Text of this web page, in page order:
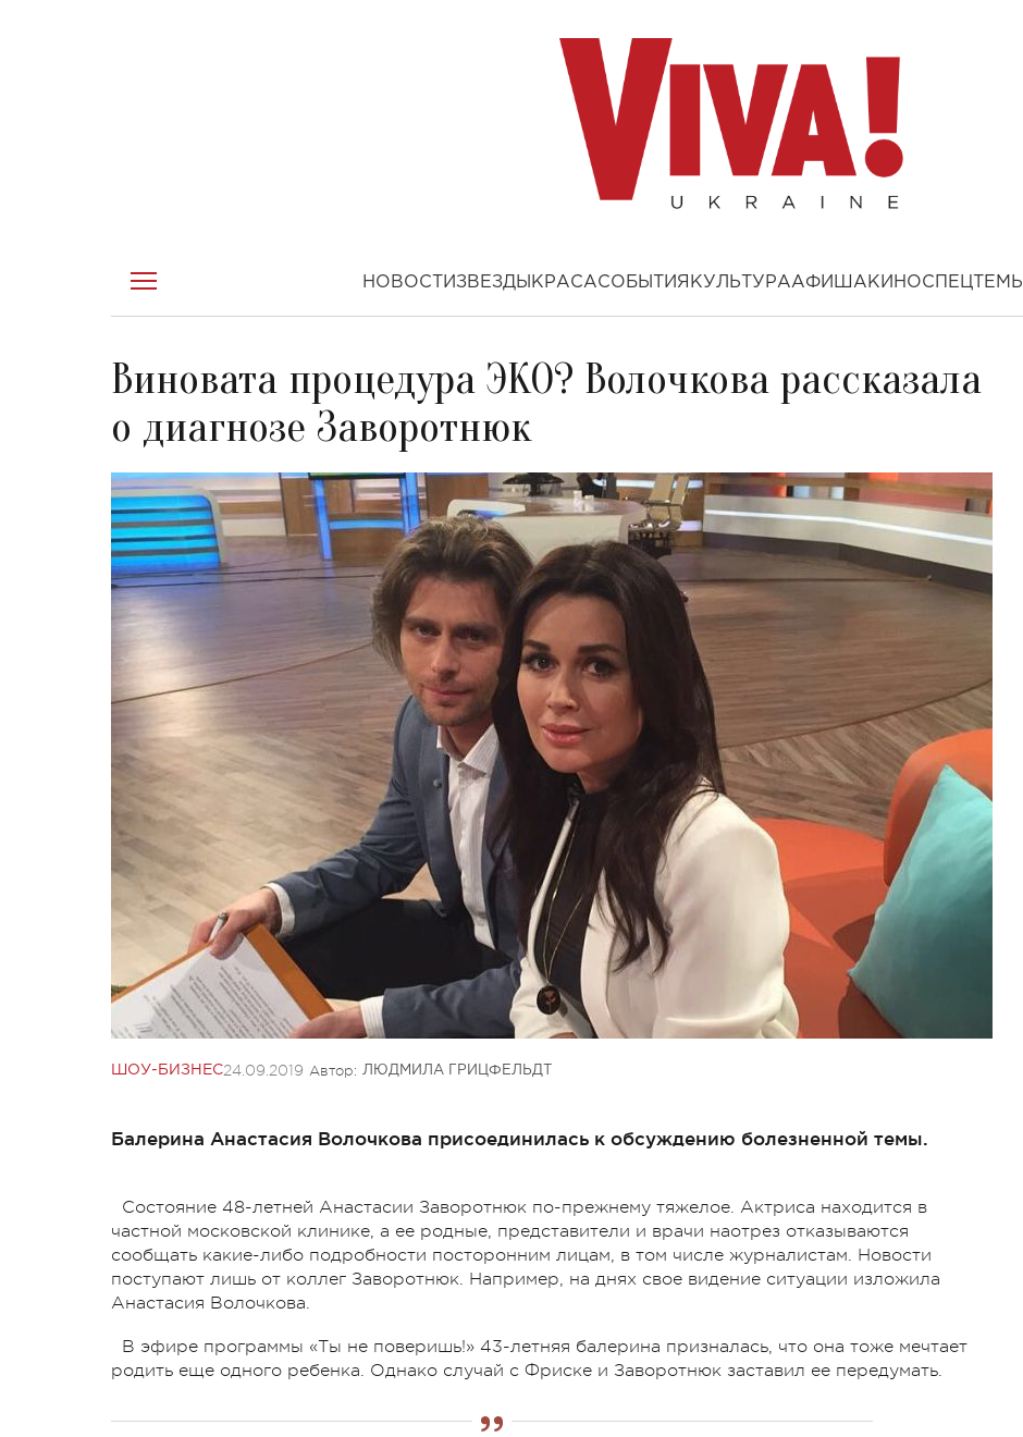
НОВОСТИ ЗВЕЗДЫ КРАСАСОБЫТИЯ КУЛЬТУРААФИША КИНОСПЕЦТЕМЫ
Виновата процедура ЭКО? Волочкова рассказала
о диагнозе Заворотнюк
ШОУ-БИЗНЕС24.09.2019 Автор: ЛЮДМИЛА ГРИЦФЕЛЬДТ
Балерина Анастасия Волочкова присоединилась к обсуждению болезненной темы.
Состояние 48-летней Анастасии Заворотнюк по-прежнему тяжелое. Актриса находится в
частной московской клинике, а ее родные, представители и врачи наотрез отказываются
сообщать какие-либо подробности посторонним лицам, в том числе журналистам. Новости
поступают лишь от коллег Заворотнюк. Например, на днях свое видение ситуации изложила
Анастасия Волочкова.
В эфире программы «Ты не поверишь!» 43-летняя балерина призналась, что она тоже мечтает
родить еще одного ребенка. Однако случай с Фриске и Заворотнюк заставил ее передумать.